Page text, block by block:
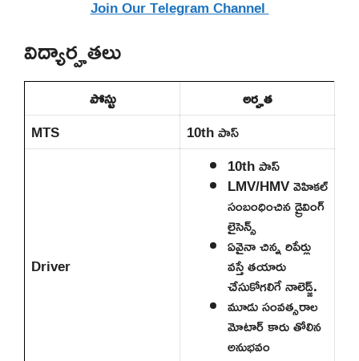
Join Our Telegram Channel
విద్యార్హతలు
పోస్టు
అర్హత
MTS
10th పాస్
Driver
10th పాస్
LMV/HMV వెహికల్
సంబంధించిన డ్రైవింగ్
లైసెన్స్
ఏవైనా చిన్న రిపేర్లు
వస్తే తయారు
చేసుకోగలిగే నాలెడ్జ్.
మూడు సంవత్సరాల
మోటార్ కారు తోలిన
అనుభవం